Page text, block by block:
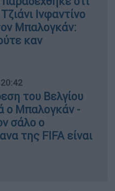
Ινφαντίνο
Μπαλογκάν:
καν
του Βελγίου
ο Μπαλογκάν -
σάλο ο
της FIFA είναι